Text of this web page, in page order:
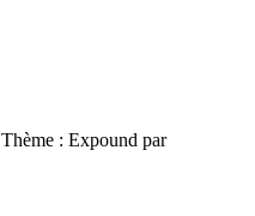
Thème : Expound par